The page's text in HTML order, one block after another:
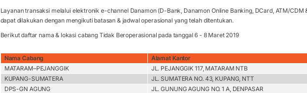
Layanan transaksi melalui elektronik e-channel Danamon (D-Bank, Danamon Online Banking, DCard, ATM/CDM
dapat dilakukan dengan mengikuti batasan & jadwal operasional yang telah ditentukan.
Berikut daftar nama & lokasi cabang Tidak Beroperasional pada tanggal 6 - 8 Maret 2019
Nama Cabang
Alamat Kantor
MATARAM–PEJANGGIK
JL. PEJANGGIK 117, MATARAM NTB
KUPANG-SUMATERA
JL. SUMATERA NO. 43, KUPANG, NTT
DPS-GN AGUNG
JL. GUNUNG AGUNG NO. 1 A, DENPASAR